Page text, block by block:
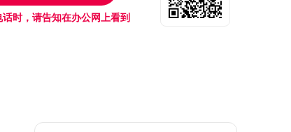
话时，请告知在办公网上看到